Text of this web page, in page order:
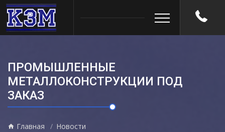
ПРОМЫШЛЕННЫЕ
МЕТАЛЛОКОНСТРУКЦИИ ПОД
ЗАКАЗ
Главная
Новости